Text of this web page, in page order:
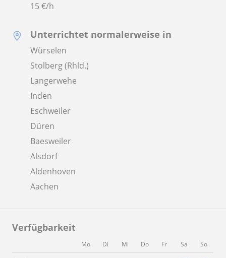
15€/h
Unterrichtet normalerweise in
Würselen
Stolberg (Rhld.)
Langerwehe
Inden
Eschweiler
Düren
Baesweiler
Alsdorf
Aldenhoven
Aachen
Verfügbarkeit
Mo Di Mi Do Fr Sa So